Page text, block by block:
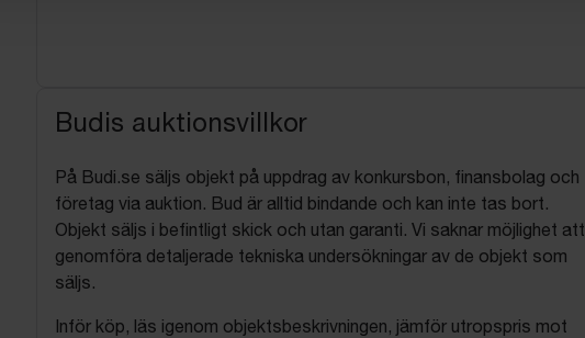
Budis auktionsvillkor
På Budi.se säljs objekt på uppdrag av konkursbon, finansbolag och
företag via auktion. Bud är alltid bindande och kan inte tas bort.
Objekt säljs i befintligt skick och utan garanti. Vi saknar möjlighet att
genomföra detaljerade tekniska undersökningar av de objekt som
säljs.
Inför köp, läs igenom objektsbeskrivningen, jämför utropspris mot